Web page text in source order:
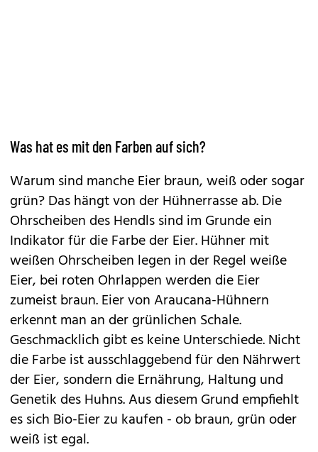
Was hat es mit den Farben auf sich?
Warum sind manche Eier braun, weiß oder sogar
grün? Das hängt von der Hühnerrasse ab. Die
Ohrscheiben des Hendls sind im Grunde ein
Indikator für die Farbe der Eier. Hühner mit
weißen Ohrscheiben legen in der Regel weiße
Eier, bei roten Ohrlappen werden die Eier
zumeist braun. Eier von Araucana-Hühnern
erkennt man an der grünlichen Schale.
Geschmacklich gibt es keine Unterschiede. Nicht
die Farbe ist ausschlaggebend für den Nährwert
der Eier, sondern die Ernährung, Haltung und
Genetik des Huhns. Aus diesem Grund empfiehlt
es sich Bio-Eier zu kaufen - ob braun, grün oder
weiß ist egal.